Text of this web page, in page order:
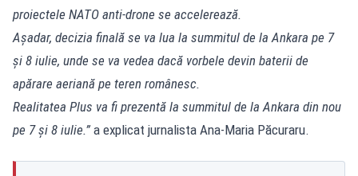
proiectele NATO anti-drone se accelerează.
Așadar, decizia finală se va lua la summitul de la Ankara pe 7
și 8 iulie, unde se va vedea dacă vorbele devin baterii de
apărare aeriană pe teren românesc.
Realitatea Plus va fi prezentă la summitul de la Ankara din nou
pe 7 și 8 iulie.”a explicat jurnalista Ana-Maria Păcuraru.